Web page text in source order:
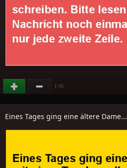
(-71)
Eines Tages ging eine ältere Dame...